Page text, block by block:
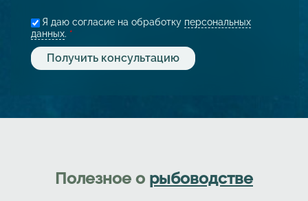
Я даю согласие на обработку персональных
данных. *
Полезное о рыбоводстве